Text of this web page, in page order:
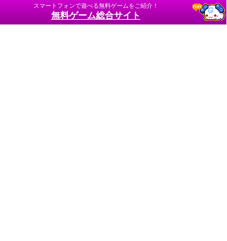
スマートフォンで遊べる無料ゲームをご紹介！
無料ゲーム総合サイト